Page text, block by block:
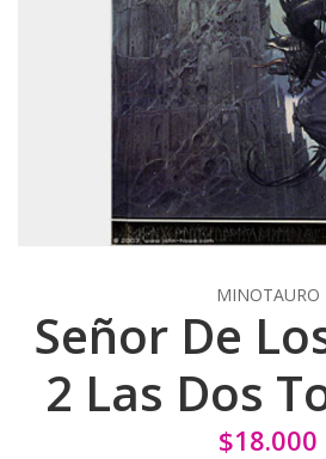
MINOTAURO
Señor De
2 Las Dos
$18.000